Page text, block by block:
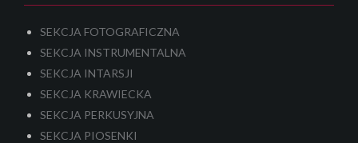
SEKCJA FOTOGRAFICZNA
SEKCJA INSTRUMENTALNA
SEKCJA INTARSJI
SEKCJA KRAWIECKA
SEKCJA PERKUSYJNA
SEKCJA PIOSENKI